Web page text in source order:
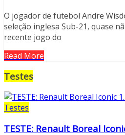
O jogador de futebol Andre
seleção inglesa Sub-21, quase
recente jogo do
Read More
Testes
Testes
TESTE: Renault Boreal